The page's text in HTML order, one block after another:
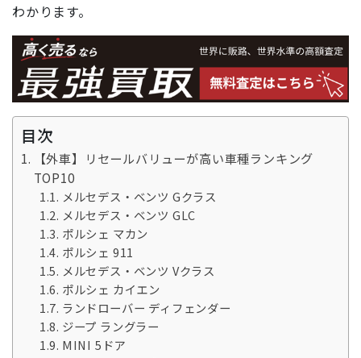
わかります。
目次
【外車】リセールバリューが高い車種ランキング
TOP10
メルセデス・ベンツ Gクラス
メルセデス・ベンツ GLC
ポルシェ マカン
ポルシェ 911
メルセデス・ベンツ Vクラス
ポルシェ カイエン
ランドローバー ディフェンダー
ジープ ラングラー
MINI 5ドア